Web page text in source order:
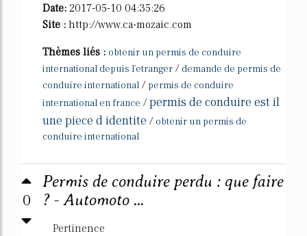
Date: 2017-05-10 04:35:26
Site : http://www.ca-mozaic.com
Thèmes liés : obtenir un permis de conduire
international depuis l'etranger / demande de permis de
conduire international / permis de conduire
international en france /permis de conduire est il
une piece d identite / obtenir un permis de
conduire international
0
Permis de conduire perdu : que faire
? - Automoto ...
Pertinence